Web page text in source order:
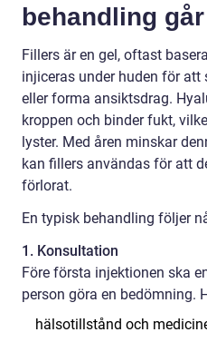
behandling
Fillers är en gel, oftast
injiceras under huden för
eller forma ansiktsdrag.
kroppen och binder fukt,
lyster. Med åren minskar
kan fillers användas för att
förlorat.
En typisk behandling följer
1. Konsultation
Före första injektionen ska
person göra en bedömning.
hälsotillstånd och